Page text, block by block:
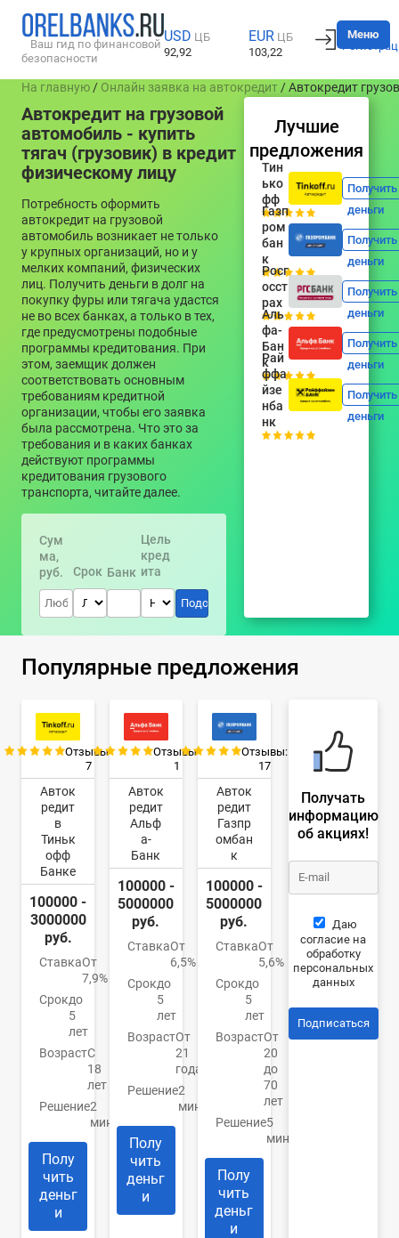
Ваш гид по финансовой
безопасности
USD ЦБ
92,92
EUR ЦБ
103,22
Вход
Меню
На главную / Онлайн заявка на автокредит / Автокредит
Автокредит на грузовой
автомобиль - купить
тягач (грузовик) в кредит
физическому лицу
Потребность оформить
автокредит на грузовой
автомобиль возникает не только
у крупных организаций, но и у
мелких компаний, физических
лиц. Получить деньги в долг на
покупку фуры или тягача удастся
не во всех банках, а только в тех,
где предусмотрены подобные
программы кредитования. При
этом, заемщик должен
соответствовать основным
требованиям кредитной
организации, чтобы его заявка
была рассмотрена. Что это за
требования и в каких банках
действуют программы
кредитования грузового
транспорта, читайте далее.
Сум
ма,
руб.
Срок Банк
Цель
кред
ита
Лучшие
предложения
Тин
ько
фф
Получить
деньги
Газп
ром
бан
к
Получить
деньги
Росг
осст
рах
Получить
деньги
Аль
фа-
Бан
к
Получить
деньги
Рай
ффа
йзе
нба
нк
Получить
деньги
Популярные предложения
Отзывы:
7
Авток
редит
в
Тиньк
офф
Банке
100000 -
3000000
руб.
СтавкаОт
7,9%
Срокдо
5
лет
ВозрастС
18
лет
Решение2
минуты
Полу
чить
деньг
и
Отзывы:
1
Авток
редит
Альф
а-
Банк
100000 -
5000000
руб.
СтавкаОт
6,5%
Срокдо
5
лет
ВозрастОт
21
года
Решение2
минуты
Полу
чить
деньг
и
Отзывы:
17
Авток
редит
Газпр
омбан
к
100000 -
5000000
руб.
СтавкаОт
5,6%
Срокдо
5
лет
ВозрастОт
20
до
70
лет
Решение5
минут
Полу
чить
деньг
и
Получать
информацию
об акциях!
Даю
согласие на
обработку
персональных
данных
Подписаться